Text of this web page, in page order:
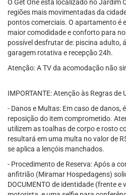
O Get One está localizado no Jardim
regiões mais movimentadas da
pontos comerciais. O apartamento é
maior comodidade e conforto para
possível desfrutar de: piscina adulto,
garagem rotativa e recepção 24h.
Atenção: A TV da acomodação não
IMPORTANTE: Atenção às Regras de
- Danos e Multas: Em caso de danos,
reposição do item comprometido.
utilizem as toalhas de corpo e rosto
resultará em uma multa no valor de
se aplica a lençóis manchados.
- Procedimento de Reserva: Após a
anfitrião (Miramar Hospedagens)
DOCUMENTO de identidade (frente e